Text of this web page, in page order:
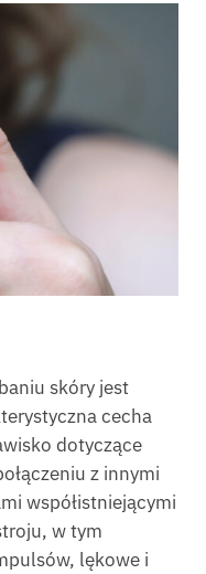
skóry jest
cecha
dotyczące
z innymi
współistniejącymi
w tym
lękowe i